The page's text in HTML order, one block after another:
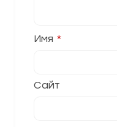
Имя *
Сайт